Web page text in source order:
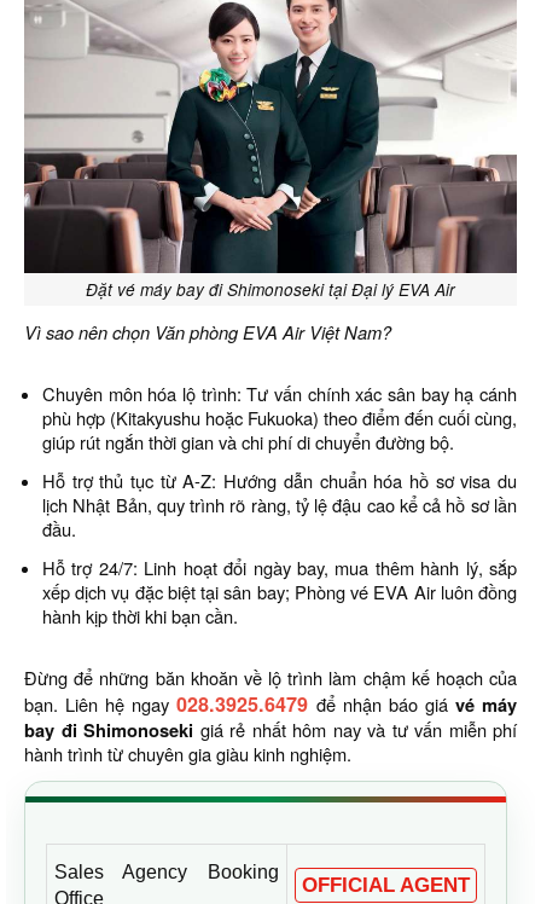
Đặt vé máy bay đi Shimonoseki tại Đại lý EVA Air
Vì sao nên chọn Văn phòng EVA Air Việt Nam?
Chuyên môn hóa lộ trình: Tư vấn chính xác sân bay hạ cánh
phù hợp (Kitakyushu hoặc Fukuoka) theo điểm đến cuối cùng,
giúp rút ngắn thời gian và chi phí di chuyển đường bộ.
Hỗ trợ thủ tục từ A-Z: Hướng dẫn chuẩn hóa hồ sơ visa du
lịch Nhật Bản, quy trình rõ ràng, tỷ lệ đậu cao kể cả hồ sơ lần
đầu.
Hỗ trợ 24/7: Linh hoạt đổi ngày bay, mua thêm hành lý, sắp
xếp dịch vụ đặc biệt tại sân bay; Phòng vé EVA Air luôn đồng
hành kịp thời khi bạn cần.
Đừng để những băn khoăn về lộ trình làm chậm kế hoạch của
bạn. Liên hệ ngay028.3925.6479 để nhận báo giá vé máy
bay đi Shimonoseki giá rẻ nhất hôm nay và tư vấn miễn phí
hành trình từ chuyên gia giàu kinh nghiệm.
Sales Agency Booking
Office
OFFICIAL AGENT